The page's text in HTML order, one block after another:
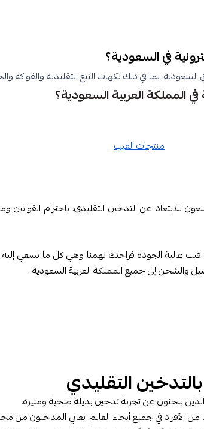
بما في ذلك نكهات التبغ التقليدية والفواكه
منتجات الفيب
للابتعاد عن التدخين التقليدي. باحترام
عالية الجودة فراحتك تهمنا وهي كل ما نسعي إليه
والشحن إلى جميع المملكة العربية السعودية .
التقليدي
يبحثون عن تجربة تدخين بديلة صحية ومثيرة.
الأفراد في جميع أنحاء العالم. يعاني المدخنون